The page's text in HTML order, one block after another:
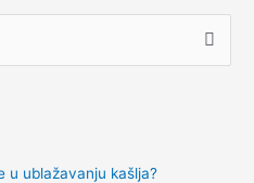
u ublažavanju kašlja?